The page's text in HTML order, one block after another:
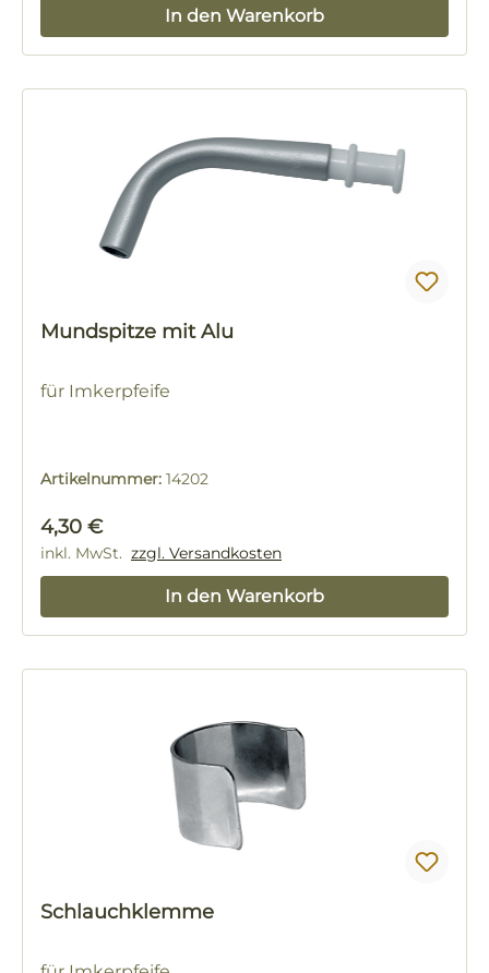
In den Warenkorb
Mundspitze mit Alu
für Imkerpfeife
Artikelnummer: 14202
Regulärer Preis:
4,30 €
inkl. MwSt. zzgl. Versandkosten
In den Warenkorb
Schlauchklemme